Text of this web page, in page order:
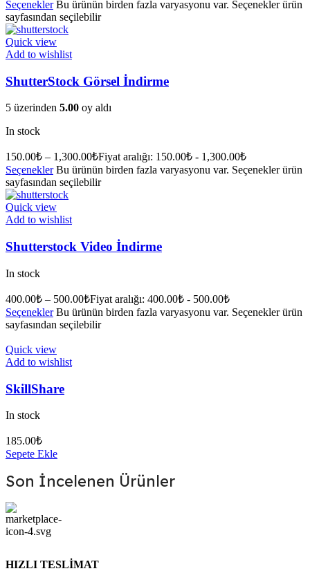
Seçenekler Bu ürünün birden fazla varyasyonu var. Seçenekler ürün
sayfasından seçilebilir
Quick view
Add to wishlist
ShutterStock Görsel İndirme
5 üzerinden 5.00 oy aldı
In stock
150.00₺ – 1,300.00₺Fiyat aralığı: 150.00₺ - 1,300.00₺
Seçenekler Bu ürünün birden fazla varyasyonu var. Seçenekler ürün
sayfasından seçilebilir
Quick view
Add to wishlist
Shutterstock Video İndirme
In stock
400.00₺ – 500.00₺Fiyat aralığı: 400.00₺ - 500.00₺
Seçenekler Bu ürünün birden fazla varyasyonu var. Seçenekler ürün
sayfasından seçilebilir
Quick view
Add to wishlist
SkillShare
In stock
185.00₺
Sepete Ekle
Son İncelenen Ürünler
HIZLI TESLİMAT